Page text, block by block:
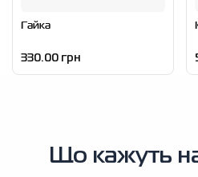
Гайка
330.00 грн
Що кажуть